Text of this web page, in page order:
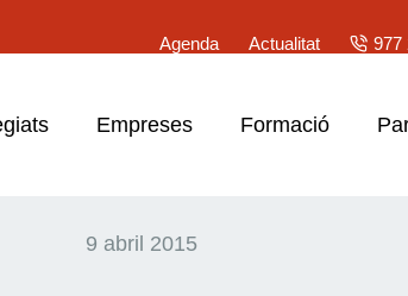
Agenda
Actualitat 977
Empreses Formació
9 abril 2015